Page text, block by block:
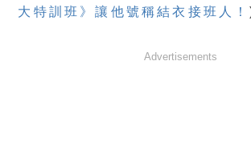
大特訓班》讓他號稱結衣接班人！
Advertisements